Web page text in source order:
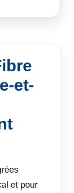
et-
et pour